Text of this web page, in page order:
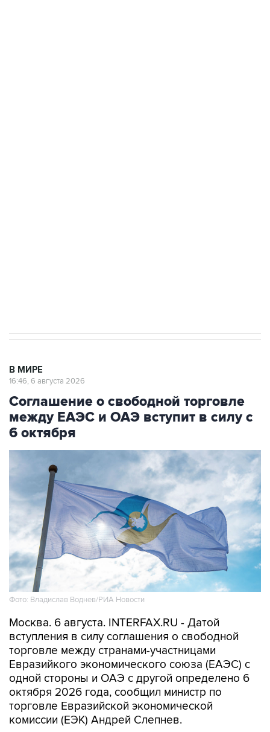
Соглашение о свободной торговле
между ЕАЭС и ОАЭ вступит в силу с
6 октября
Фото: Владислав Воднев/РИА Новости
Москва. 6 августа. INTERFAX.RU - Датой
торговле между странами-участницами
Евразийкого экономического союза (ЕАЭС) с
одной стороны и ОАЭ с другой определено 6
октября 2026 года, сообщил министр по
торговле Евразийской экономической
комиссии (ЕЭК) Андрей Слепнев.
"Сегодня состоялся обмен нотами с эмиратской